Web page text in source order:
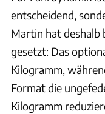
entscheidend,
Martin hat deshalb
gesetzt: Das
Kilogramm,
Format die
Kilogramm